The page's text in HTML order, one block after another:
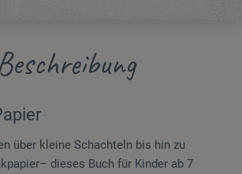
über kleine Schachteln bis hin zu
dieses Buch für Kinder ab 7